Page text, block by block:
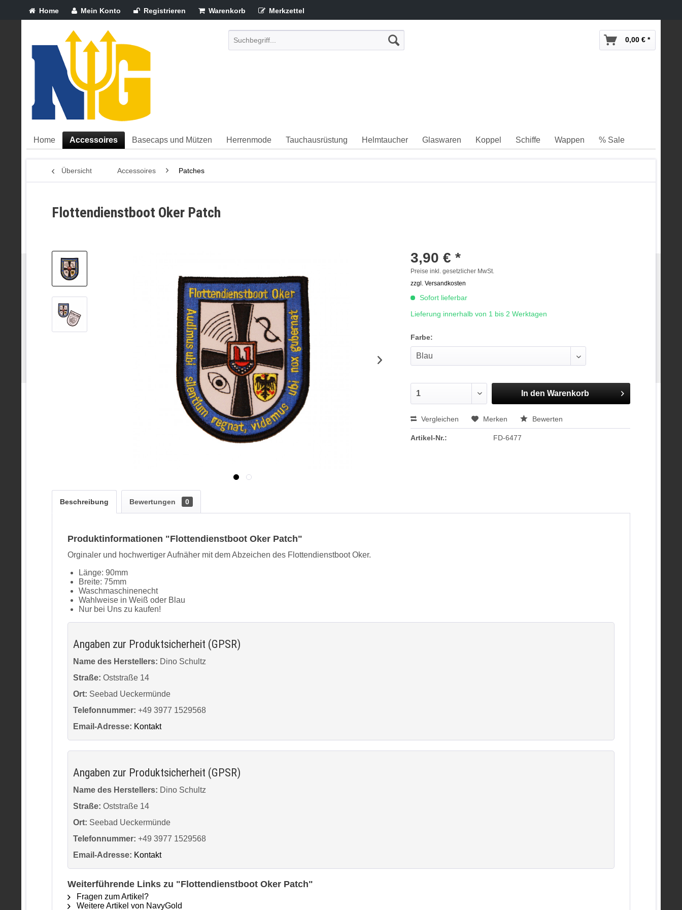
Home Mein Konto Registrieren Warenkorb Merkzettel
0,00 € *
Home Accessoires Basecaps und Mützen Herrenmode Tauchausrüstung Helmtaucher Glaswaren Koppel Schiffe Wappen % Sale
Übersicht Accessoires Patches
Flottendienstboot Oker Patch
3,90 € *
Preise inkl. gesetzlicher MwSt.
zzgl. Versandkosten
Sofort lieferbar
Lieferung innerhalb von 1 bis 2 Werktagen
Farbe:
In den Warenkorb
Vergleichen Merken Bewerten
Artikel-Nr.: FD-6477
Beschreibung Bewertungen 0
Produktinformationen "Flottendienstboot Oker Patch"
Orginaler und hochwertiger Aufnäher mit dem Abzeichen des Flottendienstboot Oker.
Länge: 90mm
Breite: 75mm
Waschmaschinenecht
Wahlweise in Weiß oder Blau
Nur bei Uns zu kaufen!
Angaben zur Produktsicherheit (GPSR)
Name des Herstellers: Dino Schultz
Straße: Oststraße 14
Ort: Seebad Ueckermünde
Telefonnummer: +49 3977 1529568
Email-Adresse: Kontakt
Angaben zur Produktsicherheit (GPSR)
Name des Herstellers: Dino Schultz
Straße: Oststraße 14
Ort: Seebad Ueckermünde
Telefonnummer: +49 3977 1529568
Email-Adresse: Kontakt
Weiterführende Links zu "Flottendienstboot Oker Patch"
Fragen zum Artikel?
Weitere Artikel von NavyGold